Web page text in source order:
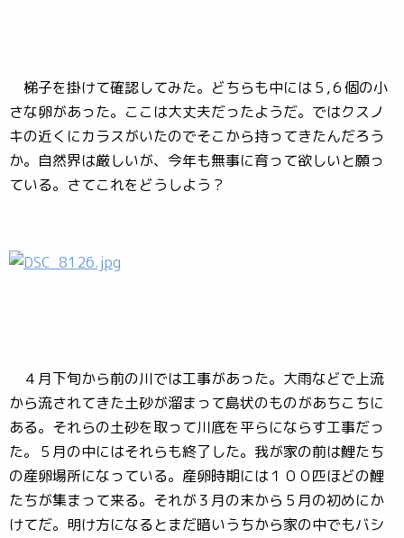
梯子を掛けて確認してみた。どちらも中には５,６個の小
さな卵があった。ここは大丈夫だったようだ。ではクスノ
キの近くにカラスがいたのでそこから持ってきたんだろう
か。自然界は厳しいが、今年も無事に育って欲しいと願っ
ている。さてこれをどうしよう？
４月下旬から前の川では工事があった。大雨などで上流
から流されてきた土砂が溜まって島状のものがあちこちに
ある。それらの土砂を取って川底を平らにならす工事だっ
た。５月の中にはそれらも終了した。我が家の前は鯉たち
の産卵場所になっている。産卵時期には１００匹ほどの鯉
たちが集まって来る。それが３月の末から５月の初めにか
けてだ。明け方になるとまだ暗いうちから家の中でもバシ